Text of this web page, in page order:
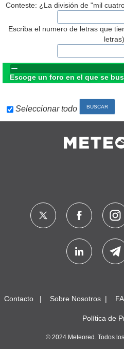
Conteste: ¿La división de "mil
Escriba el numero de letras que
Escoge un foro en el que se
Seleccionar todo
Contacto Sobre Nosotros
Política de
© 2024 Meteored. Todos